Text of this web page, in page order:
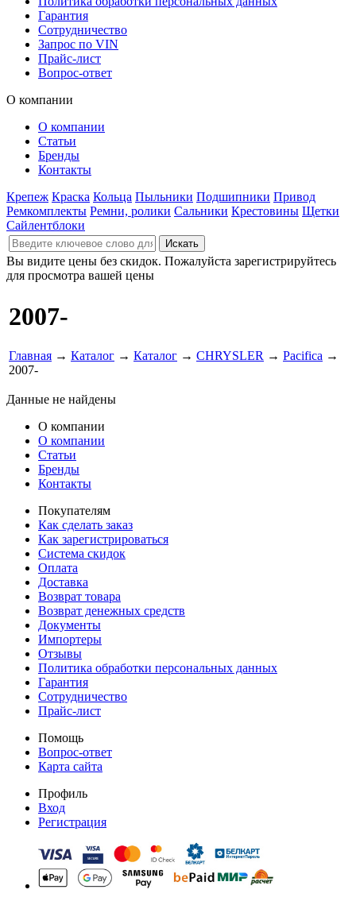
Гарантия
Сотрудничество
Запрос по VIN
Прайс-лист
Вопрос-ответ
О компании
О компании
Статьи
Бренды
Контакты
Крепеж Краска Кольца Пыльники Подшипники Привод
Ремкомплекты Ремни, ролики Сальники Крестовины Щетки
Сайлентблоки
Вы видите цены без скидок. Пожалуйста зарегистрируйтесь
для просмотра вашей цены
2007-
Главная → Каталог → Каталог → CHRYSLER → Pacifica →
2007-
Данные не найдены
О компании
О компании
Статьи
Бренды
Контакты
Покупателям
Как сделать заказ
Как зарегистрироваться
Система скидок
Оплата
Доставка
Возврат товара
Возврат денежных средств
Документы
Импортеры
Отзывы
Политика обработки персональных данных
Гарантия
Сотрудничество
Прайс-лист
Помощь
Вопрос-ответ
Карта сайта
Профиль
Вход
Регистрация